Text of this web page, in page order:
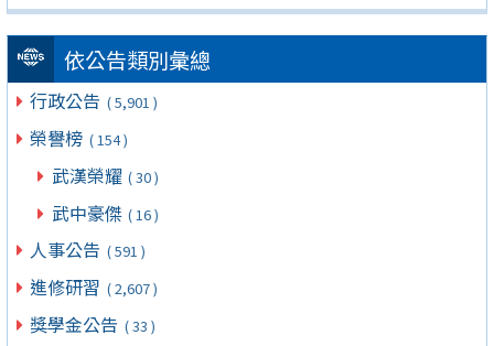
依公告類別彙總
行政公告 ( 5,901 )
榮譽榜 ( 154 )
武漢榮耀 ( 30 )
武中豪傑 ( 16 )
人事公告 ( 591 )
進修研習 ( 2,607 )
獎學金公告 ( 33 )